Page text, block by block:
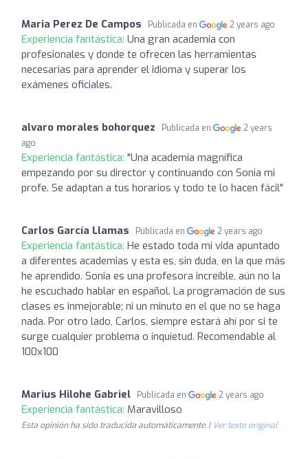
Maria Perez De Campos Publicada en 2 years ago
Experiencia fantástica: Una gran academia con
profesionales y donde te ofrecen las herramientas
necesarias para aprender el idioma y superar los
exámenes oficiales.
alvaro morales bohorquez Publicada en
2 years
ago
Experiencia fantástica: "Una academia magnífica
empezando por su director y continuando con Sonia mi
profe. Se adaptan a tus horarios y todo te lo hacen fácil"
Carlos García Llamas Publicada en 2 years ago
Experiencia fantástica: He estado toda mi vida apuntado
a diferentes academias y esta es, sin duda, en la que más
he aprendido. Sonia es una profesora increíble, aún no la
he escuchado hablar en español. La programación de sus
clases es inmejorable; ni un minuto en el que no se haga
nada. Por otro lado, Carlos, siempre estará ahí por si te
surge cualquier problema o inquietud. Recomendable al
100x100
Marius Hilohe Gabriel Publicada en 2 years ago
Experiencia fantástica: Maravilloso
Esta opinión ha sido traducida automáticamente. | Ver texto original